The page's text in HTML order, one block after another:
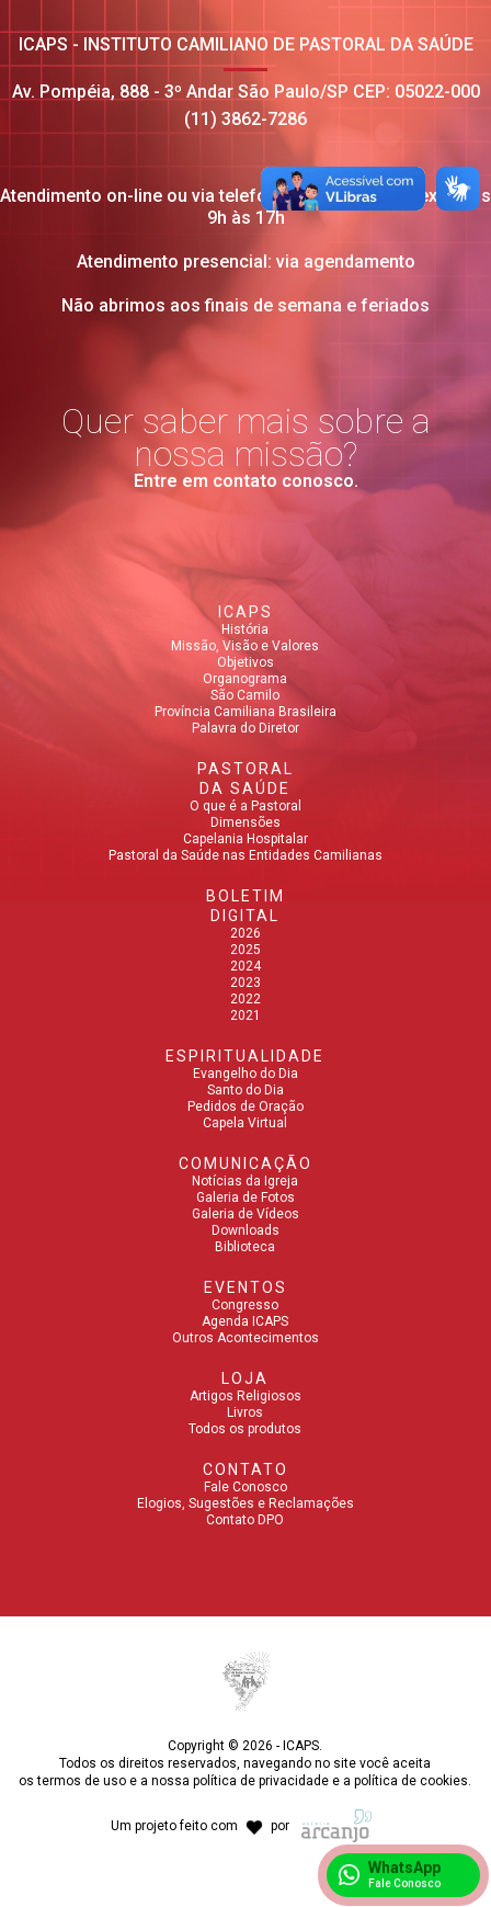
ICAPS - INSTITUTO CAMILIANO DE PASTORAL DA SAÚDE
Av. Pompéia, 888 - 3º Andar São Paulo/SP CEP: 05022-000
(11) 3862-7286
Atendimento on-line ou via telefone: de segunda à sexta, das
9h às 17h
Atendimento presencial: via agendamento
Não abrimos aos finais de semana e feriados
Quer saber mais sobre a
nossa missão?
Entre em contato conosco.
ICAPS
História
Missão, Visão e Valores
Objetivos
Organograma
São Camilo
Província Camiliana Brasileira
Palavra do Diretor
PASTORAL
DA SAÚDE
O que é a Pastoral
Dimensões
Capelania Hospitalar
Pastoral da Saúde nas Entidades Camilianas
BOLETIM
DIGITAL
2026
2025
2024
2023
2022
2021
ESPIRITUALIDADE
Evangelho do Dia
Santo do Dia
Pedidos de Oração
Capela Virtual
COMUNICAÇÃO
Notícias da Igreja
Galeria de Fotos
Galeria de Vídeos
Downloads
Biblioteca
EVENTOS
Congresso
Agenda ICAPS
Outros Acontecimentos
LOJA
Artigos Religiosos
Livros
Todos os produtos
CONTATO
Fale Conosco
Elogios, Sugestões e Reclamações
Contato DPO
Copyright © 2026 - ICAPS.
Todos os direitos reservados, navegando no site você aceita
ostermos de uso e a nossapolítica de privacidade e apolítica de cookies.
Um projeto feito com por
WhatsApp
Fale Conosco